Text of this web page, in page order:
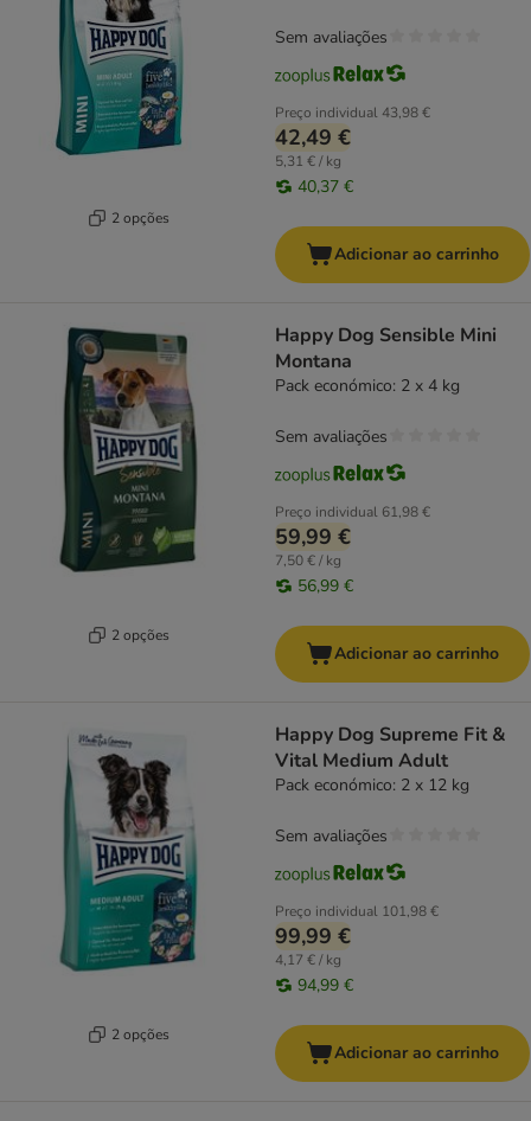
2 opções
Preço individual43,98 €
42,49 €
5,31 € / kg
40,37 €
Sem avaliações
Adicionar ao carrinho
2 opções
Happy Dog Sensible Mini
Montana
Pack económico: 2 x 4 kg
Preço individual 61,98 €
59,99 €
7,50 € / kg
56,99 €
Sem avaliações
Adicionar ao carrinho
2 opções
Happy Dog Supreme Fit &
Vital Medium Adult
Pack económico: 2 x 12 kg
Preço individual 101,98 €
99,99 €
4,17 € / kg
94,99 €
Sem avaliações
Adicionar ao carrinho